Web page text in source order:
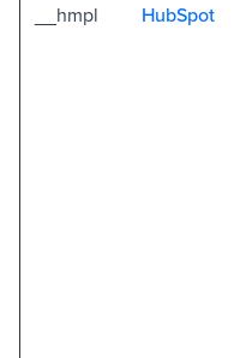
__hmpl HubSpot